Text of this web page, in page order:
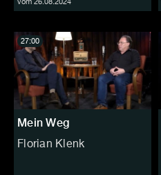
vom 26.08.2024
Mein Weg
Florian Klenk
27:00